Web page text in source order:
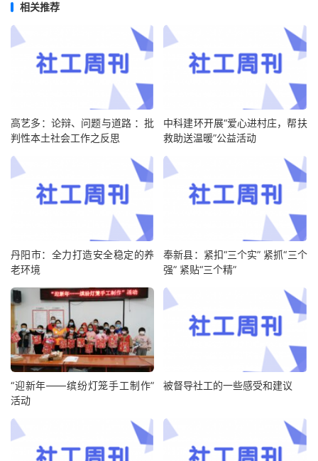
相关推荐
高艺多：论辩、问题与道路 ：批
判性本土社会工作之反思
中科建环开展“爱心进村庄，帮扶
救助送温暖”公益活动
丹阳市：全力打造安全稳定的养
老环境
奉新县：紧扣“三个实” 紧抓“三个
强” 紧贴“三个精”
“迎新年——缤纷灯笼手工制作”
活动
被督导社工的一些感受和建议